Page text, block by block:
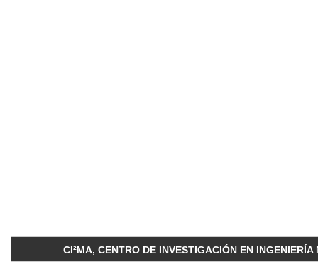
CI²MA, CENTRO DE INVESTIGACIÓN EN